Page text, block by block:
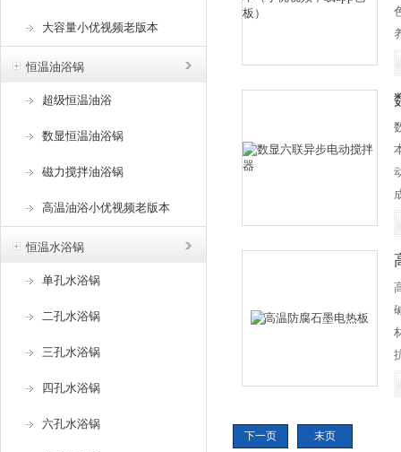
大容量小优视频老版本
恒温油浴锅
超级恒温油浴
数显恒温油浴锅
磁力搅拌油浴锅
高温油浴小优视频老版本
恒温水浴锅
单孔水浴锅
二孔水浴锅
三孔水浴锅
四孔水浴锅
六孔水浴锅
下一页 末页